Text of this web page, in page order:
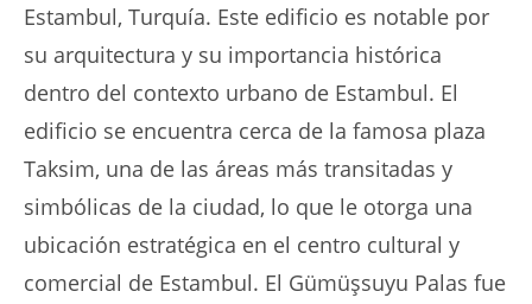
Estambul, Turquía. Este edificio es notable por
su arquitectura y su importancia histórica
dentro del contexto urbano de Estambul. El
edificio se encuentra cerca de la famosa plaza
Taksim, una de las áreas más transitadas y
simbólicas de la ciudad, lo que le otorga una
ubicación estratégica en el centro cultural y
comercial de Estambul. El Gümüşsuyu Palas fue